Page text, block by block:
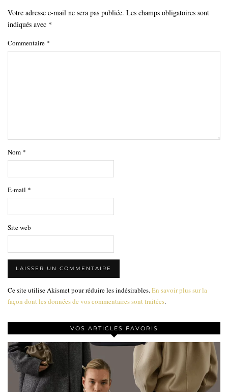
Votre adresse e-mail ne sera pas publiée. Les champs obligatoires sont
indiqués avec *
Commentaire *
Nom *
E-mail *
Site web
Ce site utilise Akismet pour réduire les indésirables. En savoir plus sur la
façon dont les données de vos commentaires sont traitées.
VOS ARTICLES FAVORIS